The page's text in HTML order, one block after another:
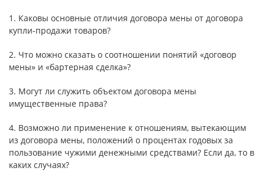
1. Каковы основные отличия договора мены от договора
купли-продажи товаров?
2. Что можно сказать о соотношении понятий «договор
мены» и «бартерная сделка»?
3. Могут ли служить объектом договора мены
имущественные права?
4. Возможно ли применение к отношениям, вытекающим
из договора мены, положений о процентах годовых за
пользование чужими денежными средствами? Если да, то в
каких случаях?